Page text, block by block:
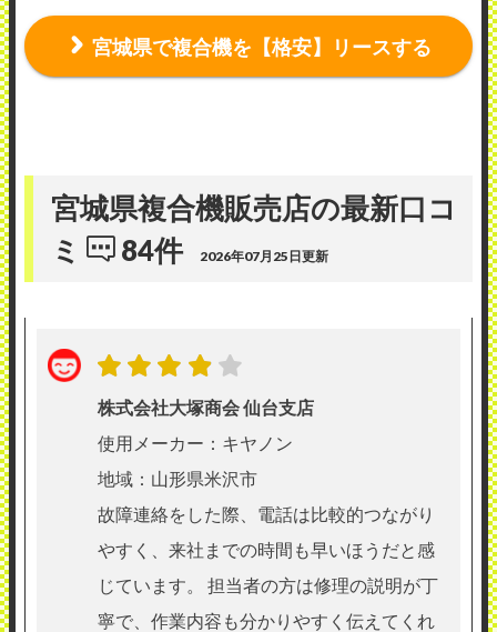
宮城県で複合機を【格安】リースする
宮城県複合機販売店の最新口コ
ミ
84件 2026年07月25日更新
株式会社大塚商会 仙台支店
使用メーカー：キヤノン
地域：山形県米沢市
故障連絡をした際、電話は比較的つながり
やすく、来社までの時間も早いほうだと感
じています。 担当者の方は修理の説明が丁
寧で、作業内容も分かりやすく伝えてくれ